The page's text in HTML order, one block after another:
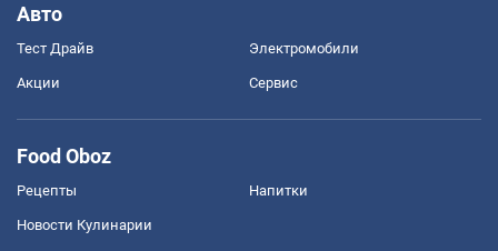
Авто
Тест Драйв Электромобили
Акции Сервис
Food Oboz
Рецепты Напитки
Новости Кулинарии